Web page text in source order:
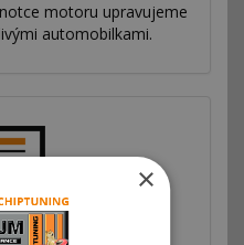
motoru upravujeme
automobilkami.
×